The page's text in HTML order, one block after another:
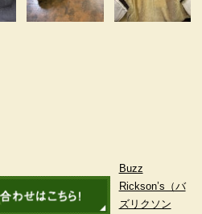
Buzz
Rickson’s（バ
ズリクソン